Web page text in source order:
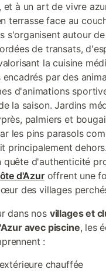
et à un art de vivre
terrasse face au
s'organisent autour
de transats,
la cuisine
par des
d'animations
la saison. Jardins
palmiers et
les pins parasols
principalement
quête d'authenticité
d'Azuroffrent une
des villages
dans nos villages et
avec piscine, les
:
chauffée